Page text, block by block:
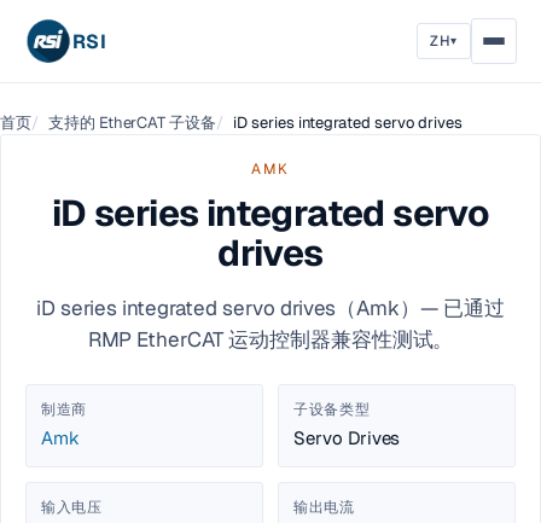
RSI ZH▾
首页 支持的 EtherCAT 子设备 iD series integrated servo drives
AMK
iD series integrated servo
drives
iD series integrated servo drives（Amk）— 已通过
RMP EtherCAT 运动控制器兼容性测试。
制造商
Amk
子设备类型
Servo Drives
输入电压 输出电流